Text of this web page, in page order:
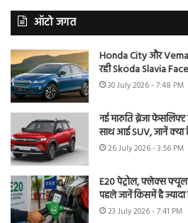
ऑटो जगत
Honda City और
रही Skoda Slavia
30 July 2026 - 7:48 PM
नई मारुति ब्रेजा
साथ आई SUV, जानें
26 July 2026 - 3:56 PM
E20 पेट्रोल, फ्लेक्स फ्यूल
पहले जानें किसमें है
23 July 2026 - 7:41 PM